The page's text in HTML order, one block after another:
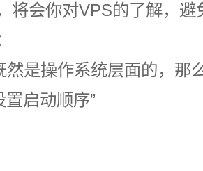
将会你对VPS的了解，
是操作系统层面的，那
置启动顺序”